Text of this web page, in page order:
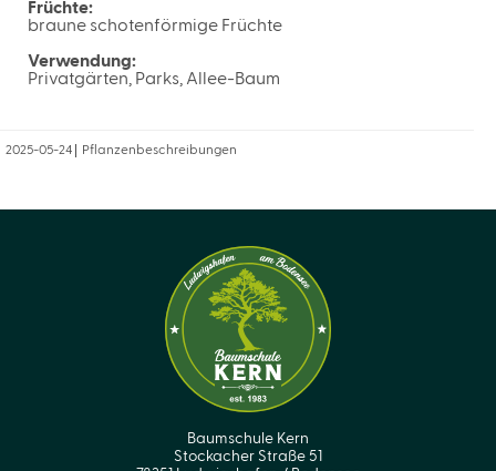
Früchte:
braune schotenförmige Früchte
Verwendung:
Privatgärten, Parks, Allee-Baum
2025-05-24 Pflanzenbeschreibungen
Baumschule Kern
Stockacher Straße 51